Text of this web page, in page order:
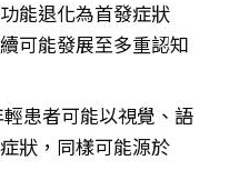
能退化為首發症狀
可能發展至多重認知
患者可能以視覺、語
狀，同樣可能源於